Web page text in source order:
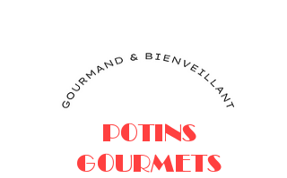
POTINS
GOURMETS